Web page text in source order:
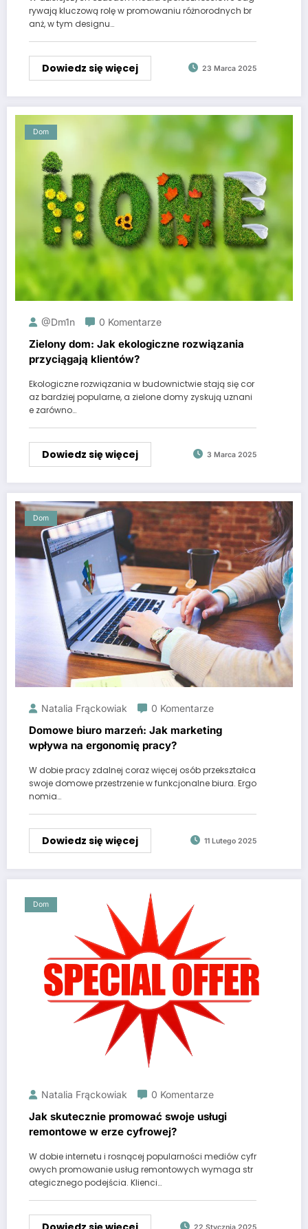
rywają kluczową rolę w promowaniu różnorodnych br
anż, w tym designu…
Dowiedz się więcej 23 Marca 2025
Dom
@dm1n 0 Komentarze
Zielony dom: Jak ekologiczne rozwiązania
przyciągają klientów?
Ekologiczne rozwiązania w budownictwie stają się cor
az bardziej popularne, a zielone domy zyskują uznani
e zarówno…
Dowiedz się więcej 3 Marca 2025
Dom
Natalia Frąckowiak 0 Komentarze
Domowe biuro marzeń: Jak marketing
wpływa na ergonomię pracy?
W dobie pracy zdalnej coraz więcej osób przekształca
swoje domowe przestrzenie w funkcjonalne biura. Ergo
nomia…
Dowiedz się więcej 11 Lutego 2025
Dom
Natalia Frąckowiak 0 Komentarze
Jak skutecznie promować swoje usługi
remontowe w erze cyfrowej?
W dobie internetu i rosnącej popularności mediów cyfr
owych promowanie usług remontowych wymaga str
ategicznego podejścia. Klienci…